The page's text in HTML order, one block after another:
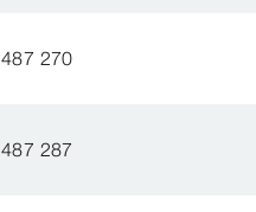
487 270
487 287